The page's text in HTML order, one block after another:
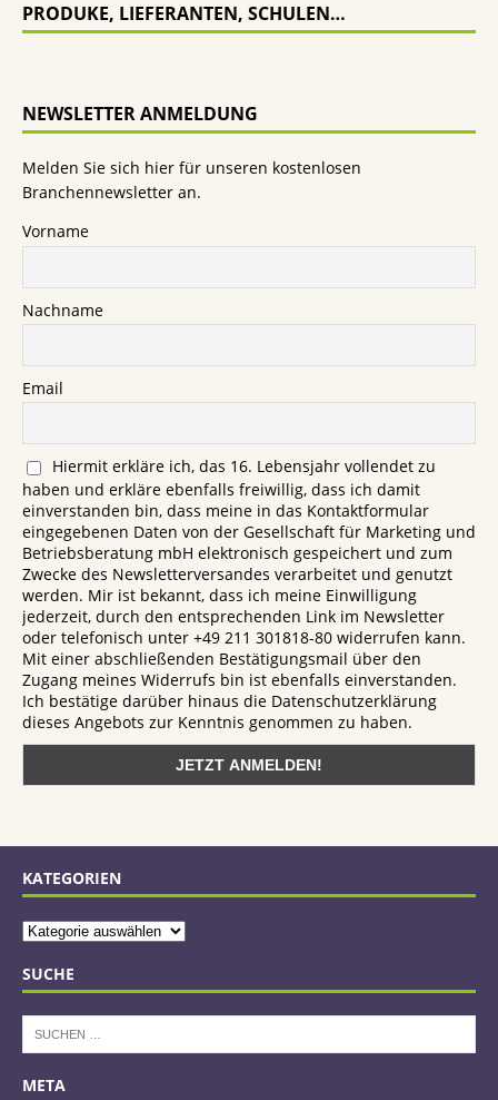
PRODUKE, LIEFERANTEN, SCHULEN…
NEWSLETTER ANMELDUNG
Melden Sie sich hier für unseren kostenlosen
Branchennewsletter an.
Vorname
Nachname
Email
Hiermit erkläre ich, das 16. Lebensjahr vollendet zu
haben und erkläre ebenfalls freiwillig, dass ich damit
einverstanden bin, dass meine in das Kontaktformular
eingegebenen Daten von der Gesellschaft für Marketing und
Betriebsberatung mbH elektronisch gespeichert und zum
Zwecke des Newsletterversandes verarbeitet und genutzt
werden. Mir ist bekannt, dass ich meine Einwilligung
jederzeit, durch den entsprechenden Link im Newsletter
oder telefonisch unter +49 211 301818-80 widerrufen kann.
Mit einer abschließenden Bestätigungsmail über den
Zugang meines Widerrufs bin ist ebenfalls einverstanden.
Ich bestätige darüber hinaus die Datenschutzerklärung
dieses Angebots zur Kenntnis genommen zu haben.
KATEGORIEN
SUCHE
META